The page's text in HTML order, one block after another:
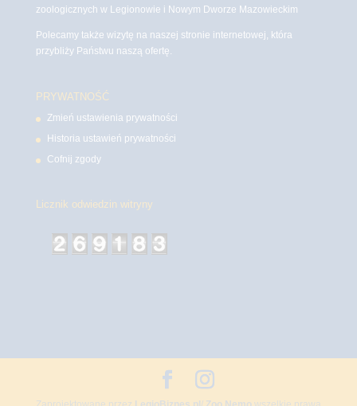
zoologicznych w Legionowie i Nowym Dworze Mazowieckim
Polecamy także wizytę na naszej stronie internetowej, która
przybliży Państwu naszą ofertę.
PRYWATNOŚĆ
Zmień ustawienia prywatności
Historia ustawień prywatności
Cofnij zgody
Licznik odwiedzin witryny